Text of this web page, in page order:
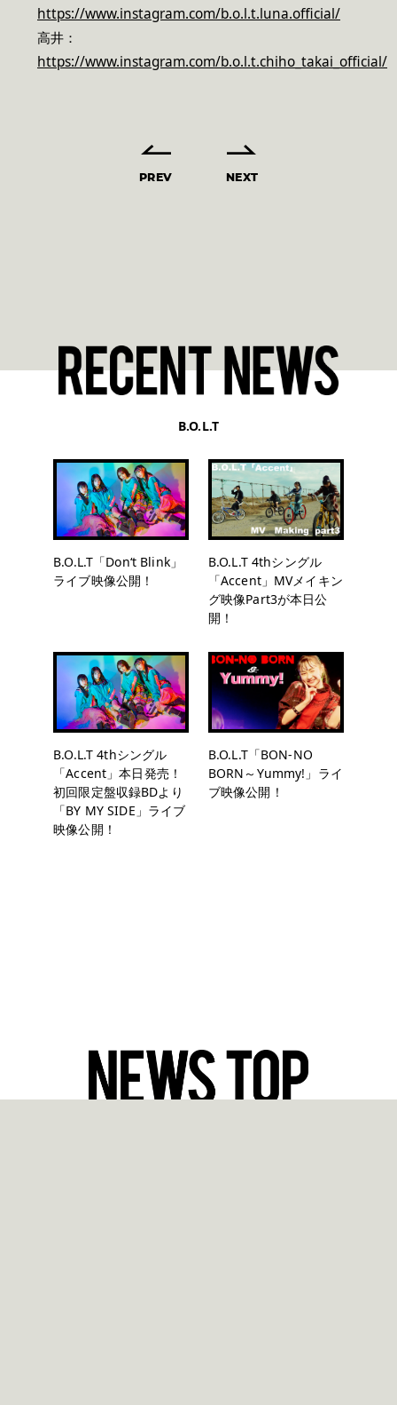
https://www.instagram.com/b.o.l.t.luna.official/
高井：
https://www.instagram.com/b.o.l.t.chiho_takai_official/
PREV NEXT
B.O.L.T
B.O.L.T「Don‘t Blink」
ライブ映像公開！
B.O.L.T 4thシングル
「Accent」MVメイキン
グ映像Part3が本日公
開！
B.O.L.T 4thシングル
「Accent」本日発売！
初回限定盤収録BDより
「BY MY SIDE」ライブ
映像公開！
B.O.L.T「BON-NO
BORN～Yummy!」ライ
ブ映像公開！